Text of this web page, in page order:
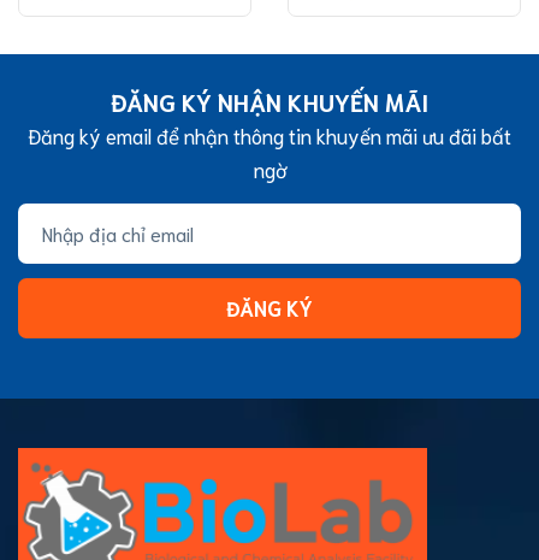
cái, hãng: Biosharp
ĐĂNG KÝ NHẬN KHUYẾN MÃI
Đăng ký email để nhận thông tin khuyến mãi ưu đãi bất
ngờ
ĐĂNG KÝ